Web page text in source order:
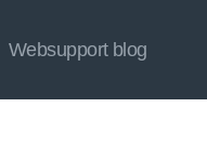
Websupport blog